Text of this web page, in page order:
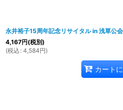
永井裕子15周年記念リサイタル in 浅草公
4,167円(税別)
(税込 : 4,584円)
カート